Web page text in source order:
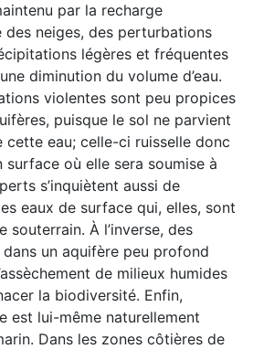
par la recharge
neiges, des perturbations
légères et fréquentes
diminution du volume d’eau.
violentes sont peu propices
puisque le sol ne parvient
cette eau; celle-ci ruisselle donc
où elle sera soumise à
s’inquiètent aussi de
eaux de surface qui, elles, sont
souterrain. À l’inverse, des
un aquifère peu profond
de milieux humides
la biodiversité. Enfin,
est lui-même naturellement
Dans les zones côtières de